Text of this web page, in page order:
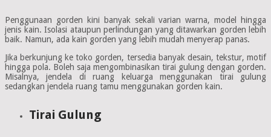
Penggunaan gorden kini banyak sekali varian warna, model hingga
jenis kain. Isolasi ataupun perlindungan yang ditawarkan gorden lebih
baik. Namun, ada kain gorden yang lebih mudah menyerap panas.
Jika berkunjung ke toko gorden, tersedia banyak desain, tekstur, motif
hingga pola. Boleh saja mengombinasikan tirai gulung dengan gorden.
Misalnya, jendela di ruang keluarga menggunakan tirai gulung
sedangkan jendela ruang tamu menggunakan gorden kain.
Tirai Gulung